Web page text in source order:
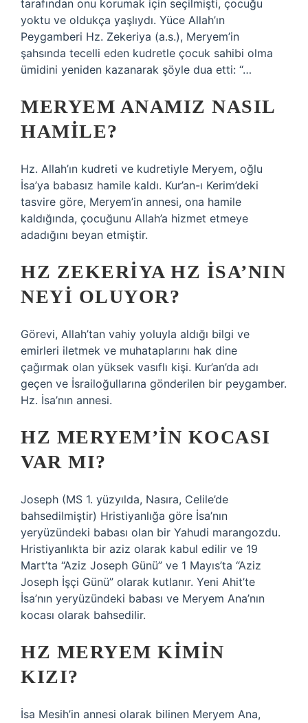
tarafından onu korumak için seçilmişti, çocuğu
yoktu ve oldukça yaşlıydı. Yüce Allah’ın
Peygamberi Hz. Zekeriya (a.s.), Meryem’in
şahsında tecelli eden kudretle çocuk sahibi olma
ümidini yeniden kazanarak şöyle dua etti: “…
MERYEM ANAMIZ NASIL
HAMILE?
Hz. Allah’ın kudreti ve kudretiyle Meryem, oğlu
İsa’ya babasız hamile kaldı. Kur’an-ı Kerim’deki
tasvire göre, Meryem’in annesi, ona hamile
kaldığında, çocuğunu Allah’a hizmet etmeye
adadığını beyan etmiştir.
HZ ZEKERIYA HZ İSA’NIN
NEYI OLUYOR?
Görevi, Allah’tan vahiy yoluyla aldığı bilgi ve
emirleri iletmek ve muhataplarını hak dine
çağırmak olan yüksek vasıflı kişi. Kur’an’da adı
geçen ve İsrailoğullarına gönderilen bir peygamber.
Hz. İsa’nın annesi.
HZ MERYEM’IN KOCASI
VAR MI?
Joseph (MS 1. yüzyılda, Nasıra, Celile’de
bahsedilmiştir) Hristiyanlığa göre İsa’nın
yeryüzündeki babası olan bir Yahudi marangozdu.
Hristiyanlıkta bir aziz olarak kabul edilir ve 19
Mart’ta “Aziz Joseph Günü” ve 1 Mayıs’ta “Aziz
Joseph İşçi Günü” olarak kutlanır. Yeni Ahit’te
İsa’nın yeryüzündeki babası ve Meryem Ana’nın
kocası olarak bahsedilir.
HZ MERYEM KIMIN
KIZI?
İsa Mesih’in annesi olarak bilinen Meryem Ana,